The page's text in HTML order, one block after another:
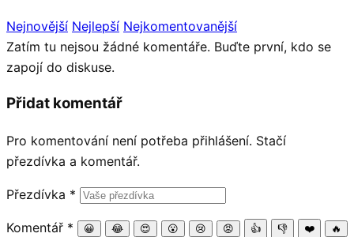
Nejnovější Nejlepší Nejkomentovanější
Zatím tu nejsou žádné komentáře. Buďte první, kdo se
zapojí do diskuse.
Přidat komentář
Pro komentování není potřeba přihlášení. Stačí
přezdívka a komentář.
Přezdívka *
Komentář * 😀 😂 😍 😮 😢 😡 👍 👎 ❤️ 🔥